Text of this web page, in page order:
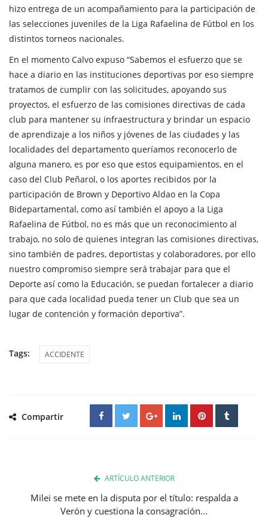
hizo entrega de un acompañamiento para la participación de
las selecciones juveniles de la Liga Rafaelina de Fútbol en los
distintos torneos nacionales.
En el momento Calvo expuso “Sabemos el esfuerzo que se
hace a diario en las instituciones deportivas por eso siempre
tratamos de cumplir con las solicitudes, apoyando sus
proyectos, el esfuerzo de las comisiones directivas de cada
club para mantener su infraestructura y brindar un espacio
de aprendizaje a los niños y jóvenes de las ciudades y las
localidades del departamento queríamos reconocerlo de
alguna manero, es por eso que estos equipamientos, en el
caso del Club Peñarol, o los aportes recibidos por la
participación de Brown y Deportivo Aldao en la Copa
Bidepartamental, como así también el apoyo a la Liga
Rafaelina de Fútbol, no es más que un reconocimiento al
trabajo, no solo de quienes integran las comisiones directivas,
sino también de padres, deportistas y colaboradores, por ello
nuestro compromiso siempre será trabajar para que el
Deporte así como la Educación, se puedan fortalecer a diario
para que cada localidad pueda tener un Club que sea un
lugar de contención y formación deportiva”.
Tags: ACCIDENTE
Compartir
ARTÍCULO ANTERIOR
Milei se mete en la disputa por el título: respalda a
Verón y cuestiona la consagración...